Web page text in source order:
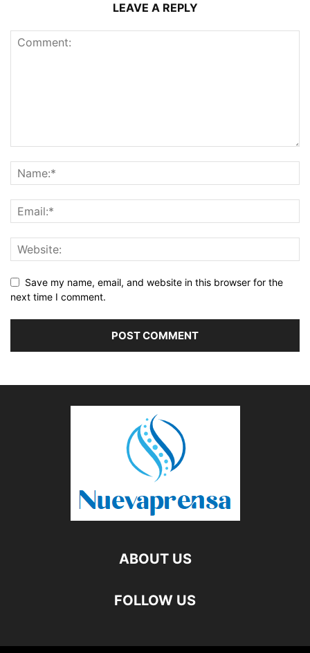
LEAVE A REPLY
Save my name, email, and website in this browser for the
next time I comment.
ABOUT US
FOLLOW US